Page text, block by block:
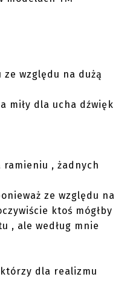
względu na dużą
miły dla ucha dźwięk
, żadnych
ze względu na
ktoś mógłby
, ale według mnie
dla realizmu